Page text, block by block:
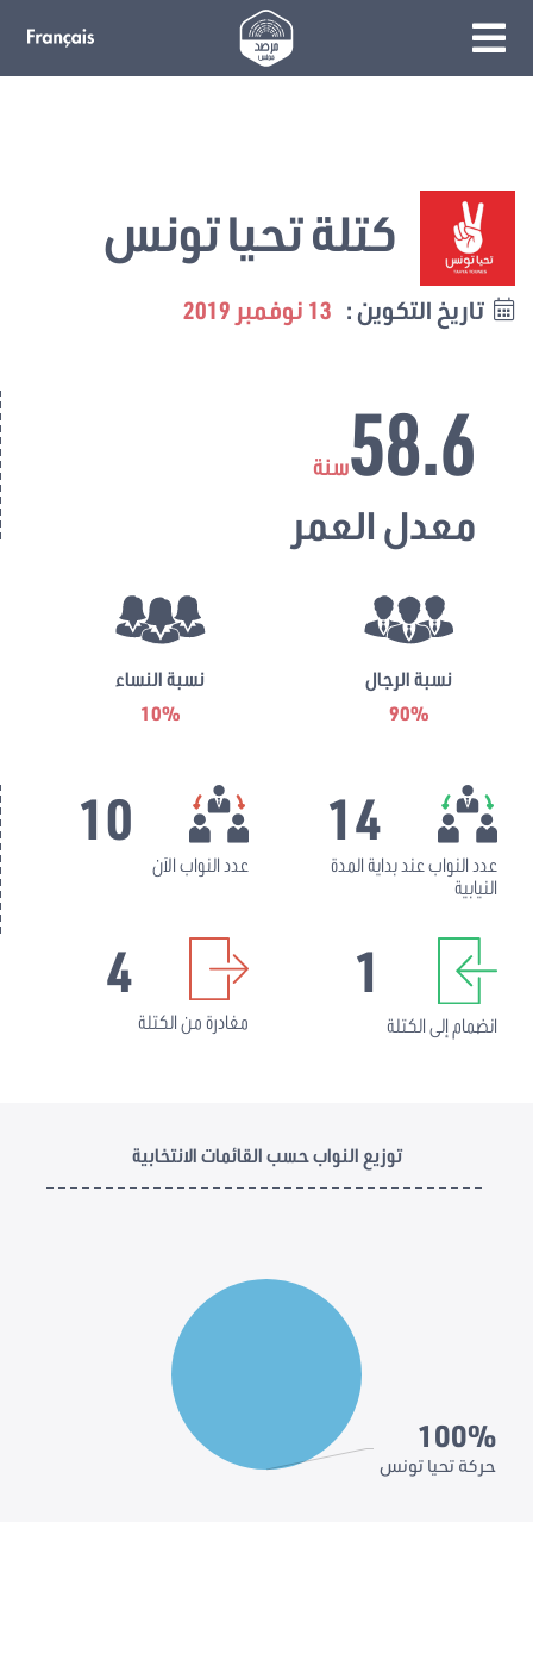
كتلة تحيا تونس
تاريخ التكوين : 13 نوفمبر 2019
58.6سنة
معدل العمر
نسبة الرجال
90%
نسبة النساء
10%
14
عدد النواب عند بداية المدة
النيابية
10
عدد النواب الآن
1
انضمام إلى الكتلة
4
مغادرة من الكتلة
توزيع النواب حسب القائمات الانتخابية
100%
حركة تحيا تونس